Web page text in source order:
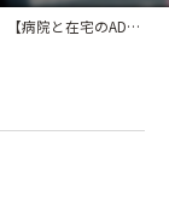
【病院と在宅のADL訓練の違い】